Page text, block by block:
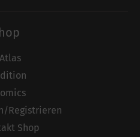
Atlas
Registrieren
Shop